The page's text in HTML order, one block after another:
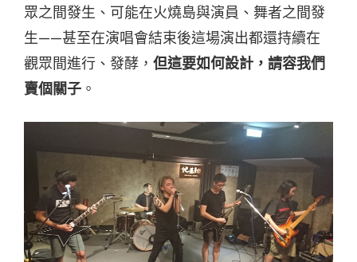
眾之間發生、可能在火燒島與演員、舞者之間發
生——甚至在演唱會結束後這場演出都還持續在
觀眾間進行、發酵， 但這要如何設計，請容我們
賣個關子 。